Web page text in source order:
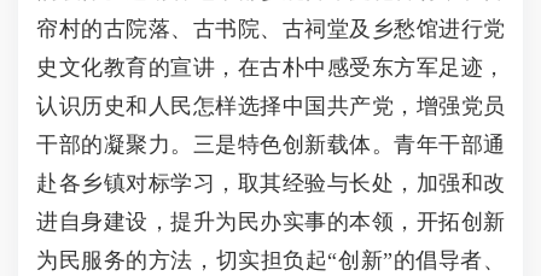
帘村的古院落、古书院、古祠堂及乡愁馆进行党
史文化教育的宣讲，在古朴中感受东方军足迹，
认识历史和人民怎样选择中国共产党，增强党员
干部的凝聚力。三是特色创新载体。青年干部通
赴各乡镇对标学习，取其经验与长处，加强和改
进自身建设，提升为民办实事的本领，开拓创新
为民服务的方法，切实担负起“创新”的倡导者、